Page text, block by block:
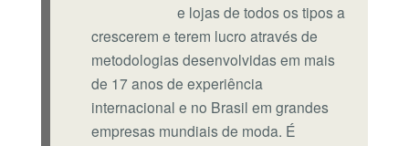
e lojas de todos os tipos a
crescerem e terem lucro através de
metodologias desenvolvidas em mais
de 17 anos de experiência
internacional e no Brasil em grandes
empresas mundiais de moda. É